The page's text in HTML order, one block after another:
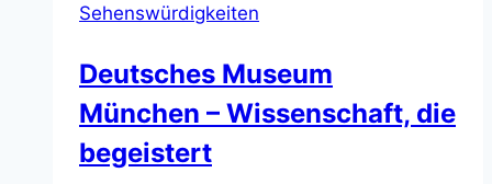
Sehenswürdigkeiten
Deutsches Museum
München – Wissenschaft, die
begeistert